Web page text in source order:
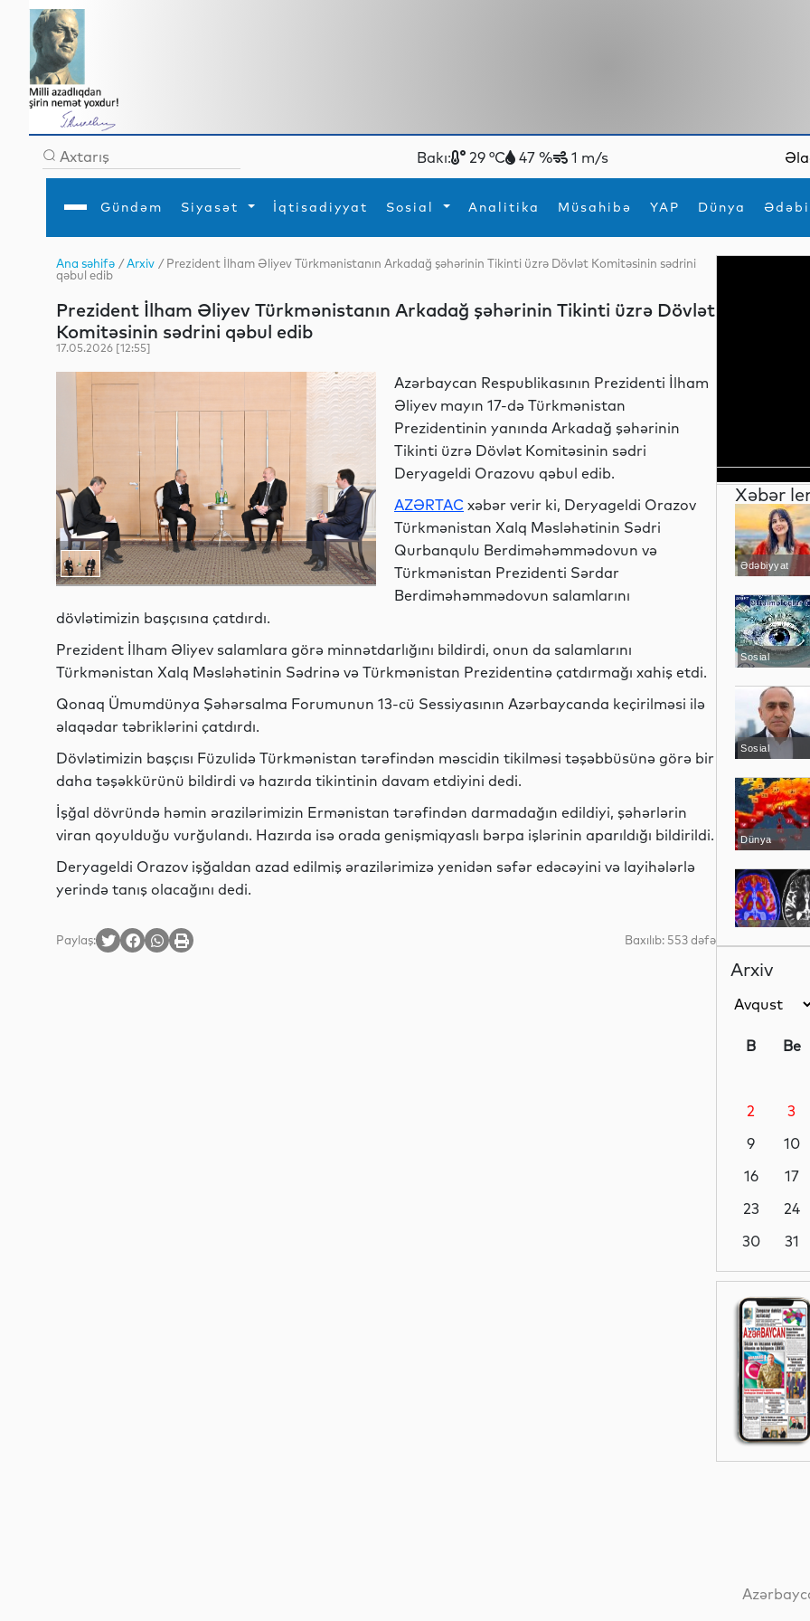
Bakı: 29 °C 47 % 1 m/s
Gündəm Siyasət İqtisadiyyat Sosial Analitika Müsahibə YAP Dünya
Ana səhifə
Gündəm
İqtisadiyyat
YAP
Analitika
Mədəniyyət
Müsahibə
MEDİA
Xarici siyasət
Daxili siyasət
Turizm
Elm
Din
İdman Yeni texnologiyalar
Ana səhifə /Arxiv / Prezident İlham Əliyev Türkmənistanın Arkadağ şəhərinin Tikinti üzrə Dövlət Komitəsinin sədrini
qəbul edib
Prezident İlham Əliyev Türkmənistanın Arkadağ şəhərinin Tikinti üzrə Dövlət
Komitəsinin sədrini qəbul edib
17.05.2026 [12:55]
Azərbaycan Respublikasının Prezidenti İlham
Əliyev mayın 17-də Türkmənistan
Prezidentinin yanında Arkadağ şəhərinin
Tikinti üzrə Dövlət Komitəsinin sədri
Deryageldi Orazovu qəbul edib.
AZƏRTAC xəbər verir ki, Deryageldi Orazov
Türkmənistan Xalq Məsləhətinin Sədri
Qurbanqulu Berdiməhəmmədovun və
Türkmənistan Prezidenti Sərdar
Berdiməhəmmədovun salamlarını
dövlətimizin başçısına çatdırdı.
Prezident İlham Əliyev salamlara görə minnətdarlığını bildirdi, onun da salamlarını
Türkmənistan Xalq Məsləhətinin Sədrinə və Türkmənistan Prezidentinə çatdırmağı xahiş etdi.
Qonaq Ümumdünya Şəhərsalma Forumunun 13-cü Sessiyasının Azərbaycanda keçirilməsi ilə
əlaqədar təbriklərini çatdırdı.
Dövlətimizin başçısı Füzulidə Türkmənistan tərəfindən məscidin tikilməsi təşəbbüsünə görə bir
daha təşəkkürünü bildirdi və hazırda tikintinin davam etdiyini dedi.
İşğal dövründə həmin ərazilərimizin Ermənistan tərəfindən darmadağın edildiyi, şəhərlərin
viran qoyulduğu vurğulandı. Hazırda isə orada genişmiqyaslı bərpa işlərinin aparıldığı bildirildi.
Deryageldi Orazov işğaldan azad edilmiş ərazilərimizə yenidən səfər edəcəyini və layihələrlə
yerində tanış olacağını dedi.
Paylaş: Baxılıb: 553 dəfə
Xəbər
Ədəbiyyat
Sosial
Sosial
Dünya
Maraqlı
Analitik
Siyasət
Siyasət
Siyasət
Arxiv
B Be
2
3
9
10
16
17
23
24
30
31